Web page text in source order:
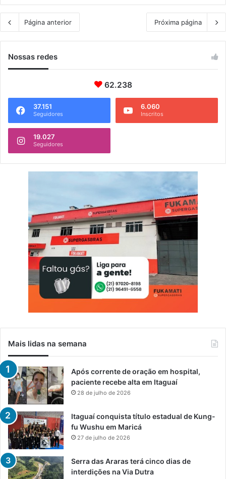
Página anterior Próxima página
Nossas redes
62.238
37.151
Seguidores
6.060
Inscritos
19.027
Seguidores
Mais lidas na semana
Após corrente de oração em hospital,
paciente recebe alta em Itaguaí
28 de julho de 2026
Itaguaí conquista título estadual de Kung-
fu Wushu em Maricá
27 de julho de 2026
Serra das Araras terá cinco dias de
interdições na Via Dutra